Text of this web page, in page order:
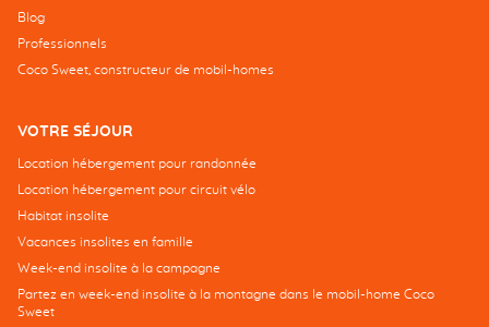
Blog
Professionnels
Coco Sweet, constructeur de mobil-homes
VOTRE SÉJOUR
Location hébergement pour randonnée
Location hébergement pour circuit vélo
Habitat insolite
Vacances insolites en famille
Week-end insolite à la campagne
Partez en week-end insolite à la montagne dans le mobil-home Coco
Sweet